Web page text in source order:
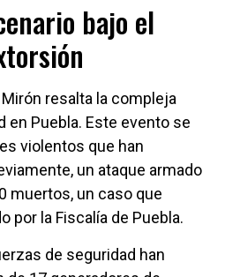
bajo el
resalta la compleja
en Puebla. Este evento se
violentos que han
un ataque armado
muertos, un caso que
por la Fiscalía de Puebla.
de seguridad han